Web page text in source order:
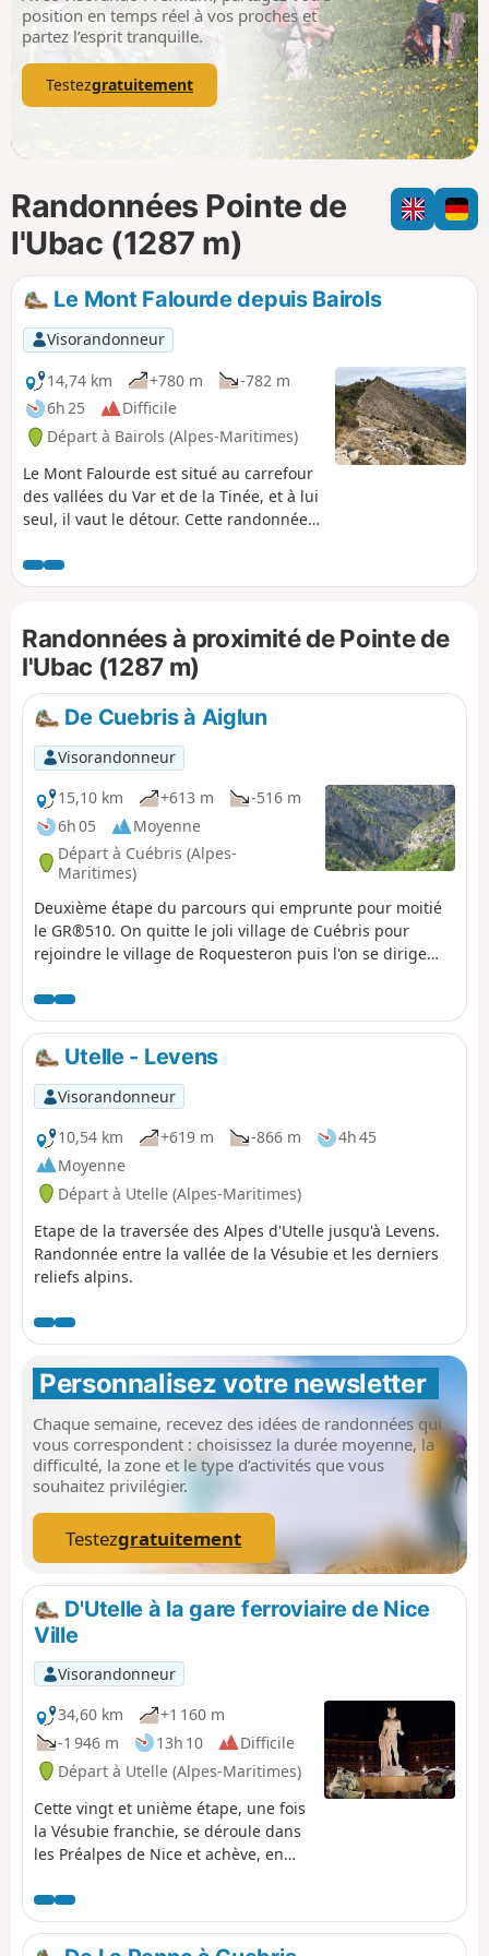
p
position en temps réel à vos proches et
partez l’esprit tranquille.
Testezgratuitement
Randonnées Pointe de
l'Ubac (1287 m)
Le Mont Falourde depuis Bairols
Visorandonneur
14,74 km
+780 m
-782 m
6h 25
Difficile
Départ à Bairols (Alpes-Maritimes)
Le Mont Falourde est situé au carrefour
des vallées du Var et de la Tinée, et à lui
seul, il vaut le détour. Cette randonnée
aériens, aux nombreux passages
abrupts offrant de magnifiques
pieds de falaises.
Randonnées à proximité de Pointe de
l'Ubac (1287 m)
De Cuebris à Aiglun
Visorandonneur
15,10 km
+613 m
-516 m
6h 05
Moyenne
Départ à Cuébris (Alpes-
Maritimes)
Deuxième étape du parcours qui emprunte pour moitié
le GR®510. On quitte le joli village de Cuébris pour
rejoindre le village de Roquesteron puis l'on se dirige
grande partie de l'étape, pour enfin rejoindre le village
perché d'Aiglun. Cette étape se déroule souvent en sous-
bois, sur des sentiers, des chemins et des routes très
peu fréquentées.
Utelle - Levens
Visorandonneur
10,54 km
+619 m -866 m
4h 45
Moyenne
Départ à Utelle (Alpes-Maritimes)
Etape de la traversée des Alpes d'Utelle jusqu'à Levens.
Randonnée entre la vallée de la Vésubie et les derniers
reliefs alpins.
Personnalisez votre newsletter
Chaque semaine, recevez des idées de randonnées qui
vous correspondent : choisissez la durée moyenne, la
difficulté, la zone et le type d’activités que vous
souhaitez privilégier.
Testezgratuitement
D'Utelle à la gare ferroviaire de Nice
Ville
Visorandonneur
34,60 km
+1 160 m
-1 946 m
13h 10
Difficile
Départ à Utelle (Alpes-Maritimes)
Cette vingt et unième étape, une fois
la Vésubie franchie, se déroule dans
les Préalpes de Nice et achève, en
Traversée des Alpes. De la Place de la
fontaine à Utelle, le GR®5, s'oriente
Ouest, puis Sud pour traverser